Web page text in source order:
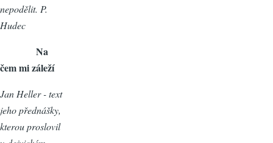
nepodělit. P.
Hudec
Na
čem mi záleží
Jan Heller - text
jeho přednášky,
kterou proslovil